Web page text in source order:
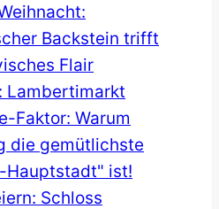
Backstein trifft
Flair
Lambertimarkt
Faktor: Warum
die gemütlichste
Hauptstadt" ist!
Schloss